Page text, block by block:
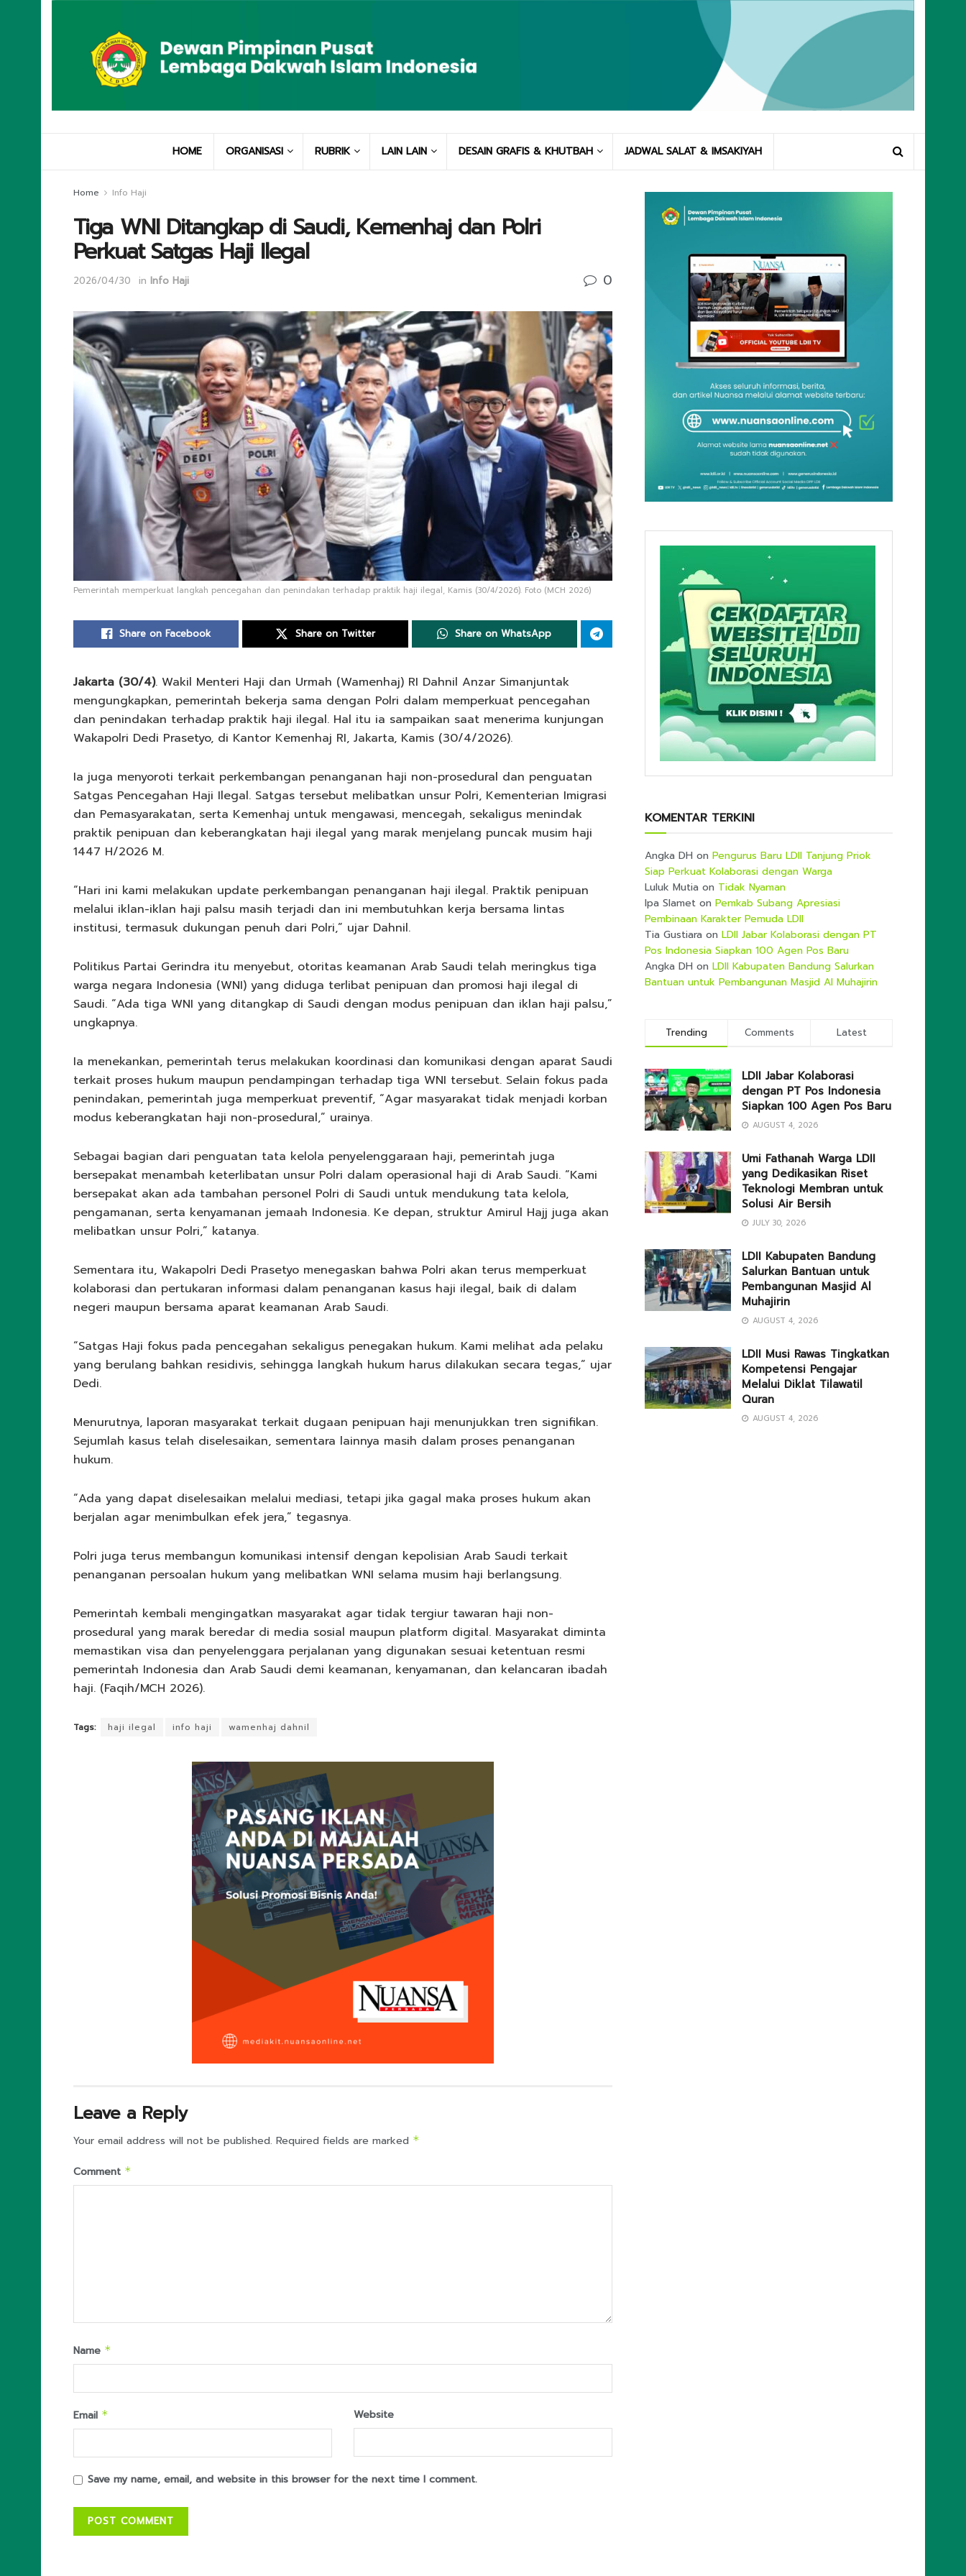
HOME ORGANISASI RUBRIK LAIN LAIN DESAIN GRAFIS & KHUTBAH JADWAL SALAT & IMSAKIYAH
Home Info Haji
Tiga WNI Ditangkap di Saudi, Kemenhaj dan Polri
Perkuat Satgas Haji Ilegal
2026/04/30 in Info Haji 0
Pemerintah memperkuat langkah pencegahan dan penindakan terhadap praktik haji ilegal, Kamis (30/4/2026). Foto (MCH 2026)
Share on Facebook Share on Twitter Share on WhatsApp
Jakarta (30/4). Wakil Menteri Haji dan Urmah (Wamenhaj) RI Dahnil Anzar Simanjuntak
mengungkapkan, pemerintah bekerja sama dengan Polri dalam memperkuat pencegahan
dan penindakan terhadap praktik haji ilegal. Hal itu ia sampaikan saat menerima kunjungan
Wakapolri Dedi Prasetyo, di Kantor Kemenhaj RI, Jakarta, Kamis (30/4/2026).
Ia juga menyoroti terkait perkembangan penanganan haji non-prosedural dan penguatan
Satgas Pencegahan Haji Ilegal. Satgas tersebut melibatkan unsur Polri, Kementerian Imigrasi
dan Pemasyarakatan, serta Kemenhaj untuk mengawasi, mencegah, sekaligus menindak
praktik penipuan dan keberangkatan haji ilegal yang marak menjelang puncak musim haji
1447 H/2026 M.
“Hari ini kami melakukan update perkembangan penanganan haji ilegal. Praktik penipuan
melalui iklan-iklan haji palsu masih terjadi dan ini membutuhkan kerja bersama lintas
institusi, termasuk dukungan penuh dari Polri,” ujar Dahnil.
Politikus Partai Gerindra itu menyebut, otoritas keamanan Arab Saudi telah meringkus tiga
warga negara Indonesia (WNI) yang diduga terlibat penipuan dan promosi haji ilegal di
Saudi. “Ada tiga WNI yang ditangkap di Saudi dengan modus penipuan dan iklan haji palsu,”
ungkapnya.
Ia menekankan, pemerintah terus melakukan koordinasi dan komunikasi dengan aparat Saudi
terkait proses hukum maupun pendampingan terhadap tiga WNI tersebut. Selain fokus pada
penindakan, pemerintah juga memperkuat preventif, “Agar masyarakat tidak menjadi korban
modus keberangkatan haji non-prosedural,” urainya.
Sebagai bagian dari penguatan tata kelola penyelenggaraan haji, pemerintah juga
bersepakat menambah keterlibatan unsur Polri dalam operasional haji di Arab Saudi. “Kami
bersepakat akan ada tambahan personel Polri di Saudi untuk mendukung tata kelola,
pengamanan, serta kenyamanan jemaah Indonesia. Ke depan, struktur Amirul Hajj juga akan
melibatkan unsur Polri,” katanya.
Sementara itu, Wakapolri Dedi Prasetyo menegaskan bahwa Polri akan terus memperkuat
kolaborasi dan pertukaran informasi dalam penanganan kasus haji ilegal, baik di dalam
negeri maupun bersama aparat keamanan Arab Saudi.
“Satgas Haji fokus pada pencegahan sekaligus penegakan hukum. Kami melihat ada pelaku
yang berulang bahkan residivis, sehingga langkah hukum harus dilakukan secara tegas,” ujar
Dedi.
Menurutnya, laporan masyarakat terkait dugaan penipuan haji menunjukkan tren signifikan.
Sejumlah kasus telah diselesaikan, sementara lainnya masih dalam proses penanganan
hukum.
“Ada yang dapat diselesaikan melalui mediasi, tetapi jika gagal maka proses hukum akan
berjalan agar menimbulkan efek jera,” tegasnya.
Polri juga terus membangun komunikasi intensif dengan kepolisian Arab Saudi terkait
penanganan persoalan hukum yang melibatkan WNI selama musim haji berlangsung.
Pemerintah kembali mengingatkan masyarakat agar tidak tergiur tawaran haji non-
prosedural yang marak beredar di media sosial maupun platform digital. Masyarakat diminta
memastikan visa dan penyelenggara perjalanan yang digunakan sesuai ketentuan resmi
pemerintah Indonesia dan Arab Saudi demi keamanan, kenyamanan, dan kelancaran ibadah
haji. (Faqih/MCH 2026).
Tags: haji ilegal info haji wamenhaj dahnil
Leave a Reply
Your email address will not be published. Required fields are marked *
Comment *
Name *
Email * Website
Save my name, email, and website in this browser for the next time I comment.
KOMENTAR TERKINI
Angka DH on Pengurus Baru LDII Tanjung Priok
Siap Perkuat Kolaborasi dengan Warga
Luluk Mutia on Tidak Nyaman
Ipa Slamet on Pemkab Subang Apresiasi
Pembinaan Karakter Pemuda LDII
Tia Gustiara on LDII Jabar Kolaborasi dengan PT
Pos Indonesia Siapkan 100 Agen Pos Baru
Angka DH on LDII Kabupaten Bandung Salurkan
Bantuan untuk Pembangunan Masjid Al Muhajirin
Trending Comments Latest
LDII Jabar Kolaborasi
dengan PT Pos Indonesia
Siapkan 100 Agen Pos Baru
AUGUST 4, 2026
Umi Fathanah Warga LDII
yang Dedikasikan Riset
Teknologi Membran untuk
Solusi Air Bersih
JULY 30, 2026
LDII Kabupaten Bandung
Salurkan Bantuan untuk
Pembangunan Masjid Al
Muhajirin
AUGUST 4, 2026
LDII Musi Rawas Tingkatkan
Kompetensi Pengajar
Melalui Diklat Tilawatil
Quran
AUGUST 4, 2026